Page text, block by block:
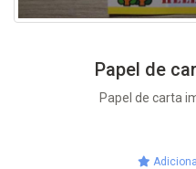
Papel de
Papel de carta